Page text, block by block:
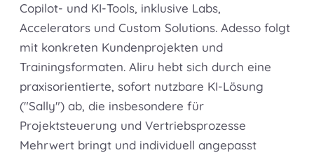
Copilot- und KI-Tools, inklusive Labs,
Accelerators und Custom Solutions. Adesso folgt
mit konkreten Kundenprojekten und
Trainingsformaten. Aliru hebt sich durch eine
praxisorientierte, sofort nutzbare KI-Lösung
("Sally") ab, die insbesondere für
Projektsteuerung und Vertriebsprozesse
Mehrwert bringt und individuell angepasst